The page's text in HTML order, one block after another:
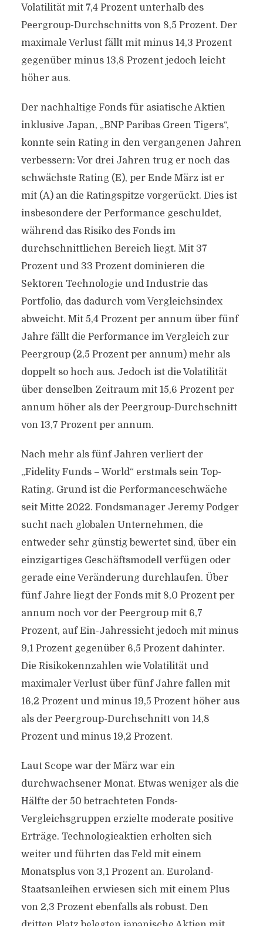
Volatilität mit 7,4 Prozent unterhalb des
Peergroup-Durchschnitts von 8,5 Prozent. Der
maximale Verlust fällt mit minus 14,3 Prozent
gegenüber minus 13,8 Prozent jedoch leicht
höher aus.
Der nachhaltige Fonds für asiatische Aktien
inklusive Japan, „BNP Paribas Green Tigers“,
konnte sein Rating in den vergangenen Jahren
verbessern: Vor drei Jahren trug er noch das
schwächste Rating (E), per Ende März ist er
mit (A) an die Ratingspitze vorgerückt. Dies ist
insbesondere der Performance geschuldet,
während das Risiko des Fonds im
durchschnittlichen Bereich liegt. Mit 37
Prozent und 33 Prozent dominieren die
Sektoren Technologie und Industrie das
Portfolio, das dadurch vom Vergleichsindex
abweicht. Mit 5,4 Prozent per annum über fünf
Jahre fällt die Performance im Vergleich zur
Peergroup (2,5 Prozent per annum) mehr als
doppelt so hoch aus. Jedoch ist die Volatilität
über denselben Zeitraum mit 15,6 Prozent per
annum höher als der Peergroup-Durchschnitt
von 13,7 Prozent per annum.
Nach mehr als fünf Jahren verliert der
„Fidelity Funds – World“ erstmals sein Top-
Rating. Grund ist die Performanceschwäche
seit Mitte 2022. Fondsmanager Jeremy Podger
sucht nach globalen Unternehmen, die
entweder sehr günstig bewertet sind, über ein
einzigartiges Geschäftsmodell verfügen oder
gerade eine Veränderung durchlaufen. Über
fünf Jahre liegt der Fonds mit 8,0 Prozent per
annum noch vor der Peergroup mit 6,7
Prozent, auf Ein-Jahressicht jedoch mit minus
9,1 Prozent gegenüber 6,5 Prozent dahinter.
Die Risikokennzahlen wie Volatilität und
maximaler Verlust über fünf Jahre fallen mit
16,2 Prozent und minus 19,5 Prozent höher aus
als der Peergroup-Durchschnitt von 14,8
Prozent und minus 19,2 Prozent.
Laut Scope war der März war ein
durchwachsener Monat. Etwas weniger als die
Hälfte der 50 betrachteten Fonds-
Vergleichsgruppen erzielte moderate positive
Erträge. Technologieaktien erholten sich
weiter und führten das Feld mit einem
Monatsplus von 3,1 Prozent an. Euroland-
Staatsanleihen erwiesen sich mit einem Plus
von 2,3 Prozent ebenfalls als robust. Den